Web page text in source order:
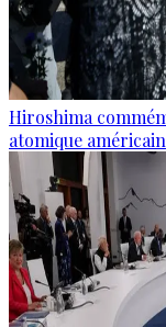
Hiroshima
atomique américain